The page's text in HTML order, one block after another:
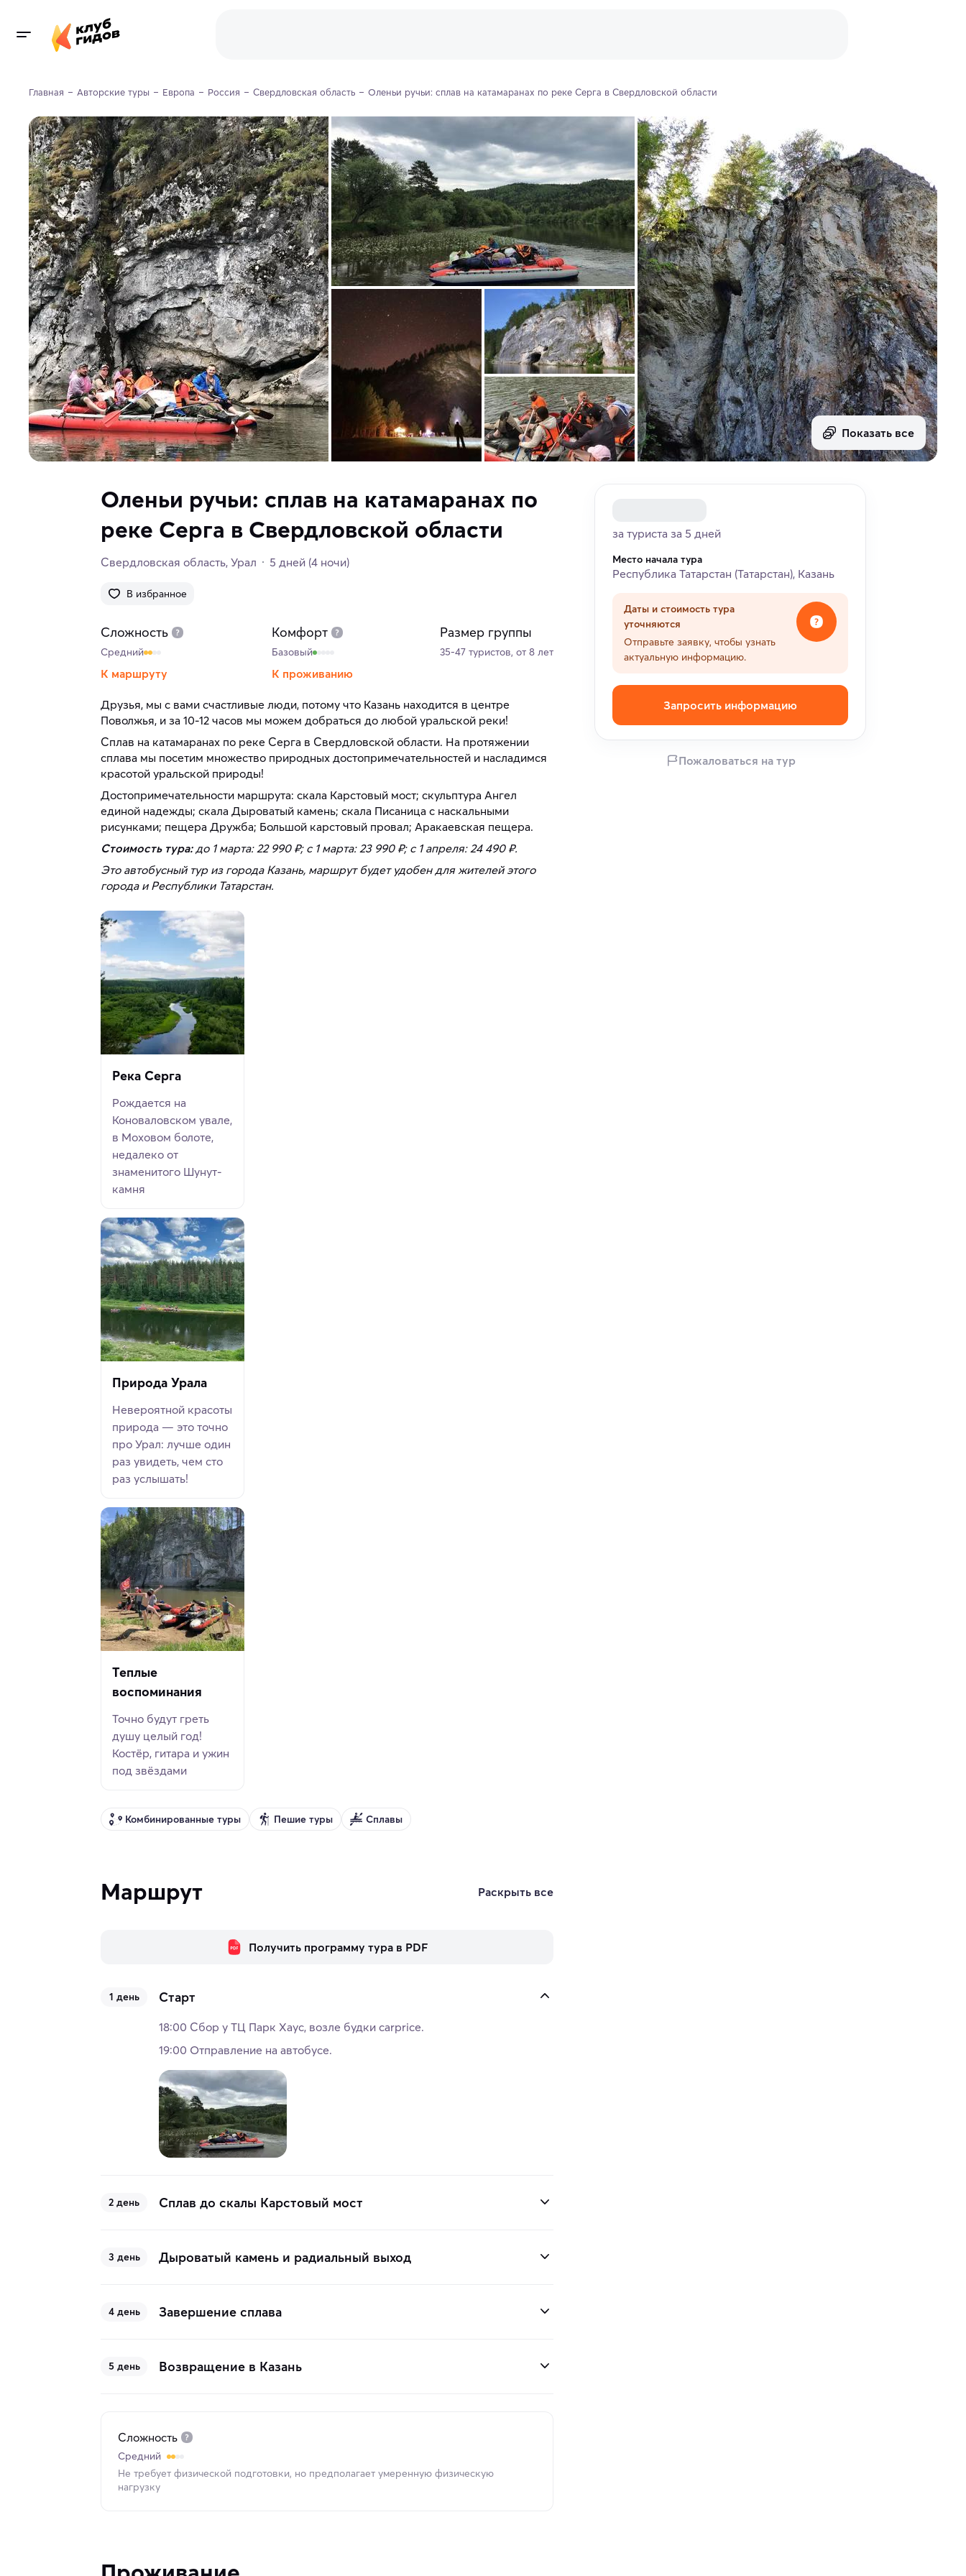
Главная Авторские туры Европа Россия Свердловская область Оленьи ручьи: сплав на катамаранах по реке Серга в Свердловской области
Показать все
Оленьи ручьи: сплав на катамаранах по
реке Серга в Свердловской области
В избранное
Свердловская область Урал 5 дней (4 ночи)
Сложность
Средний
К маршруту
Комфорт
Базовый
К проживанию
Размер группы
35-47 туристов, от 8 лет
Друзья, мы с вами счастливые люди, потому что Казань находится в центре
Поволжья, и за 10-12 часов мы можем добраться до любой уральской реки!
Сплав на катамаранах по реке Серга в Свердловской области. На протяжении
сплава мы посетим множество природных достопримечательностей и насладимся
красотой уральской природы!
Достопримечательности маршрута: скала Карстовый мост; скульптура Ангел
единой надежды; скала Дыроватый камень; скала Писаница с наскальными
рисунками; пещера Дружба; Большой карстовый провал; Аракаевская пещера.
Стоимость тура:до 1 марта: 22 990 ₽; с 1 марта: 23 990 ₽; с 1 апреля: 24 490 ₽.
Это автобусный тур из города Казань, маршрут будет удобен для жителей этого
города и Республики Татарстан.
Река Серга
Рождается на
Коноваловском увале,
в Моховом болоте,
недалеко от
знаменитого Шунут-
камня
Природа Урала
Невероятной красоты
природа — это точно
про Урал: лучше один
раз увидеть, чем сто
раз услышать!
Теплые
воспоминания
Точно будут греть
душу целый год!
Костёр, гитара и ужин
под звёздами
Комбинированные туры Пешие туры Сплавы
Маршрут Раскрыть все
Получить программу тура в PDF
1 день Старт
18:00 Сбор у ТЦ Парк Хаус, возле будки carprice.
19:00 Отправление на автобусе.
2 день Сплав до скалы Карстовый мост
3 день Дыроватый камень и радиальный выход
4 день Завершение сплава
5 день Возвращение в Казань
Сложность
Средний
Не требует физической подготовки, но предполагает умеренную физическую
нагрузку
за туриста за 5 дней
Место начала тура
Республика Татарстан (Татарстан), Казань
Даты и стоимость тура
уточняются
Отправьте заявку, чтобы узнать
актуальную информацию.
Запросить информацию
Пожаловаться на тур